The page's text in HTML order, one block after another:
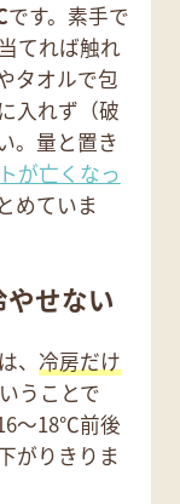
です。素手で
てれば触れ
タオルで包
入れず（破
。量と置き
が亡くなっ
めていま
せない
、 冷房だけ
うことで
〜18℃前後
がりきりま